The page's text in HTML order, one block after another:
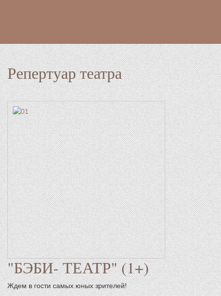
Репертуар театра
"БЭБИ- ТЕАТР" (1+)
Ждем в гости самых юных зрителей!